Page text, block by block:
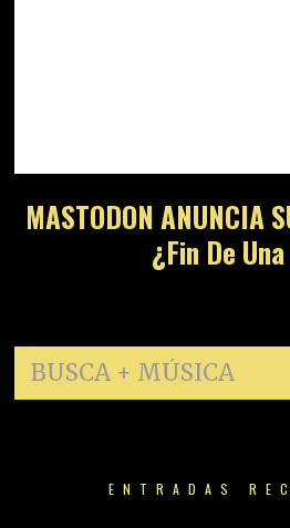
MASTODON ANUNCIA
¿Fin De
ENTRADAS